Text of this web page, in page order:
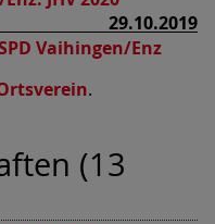
29.10.2019
Vaihingen/Enz
.
(13